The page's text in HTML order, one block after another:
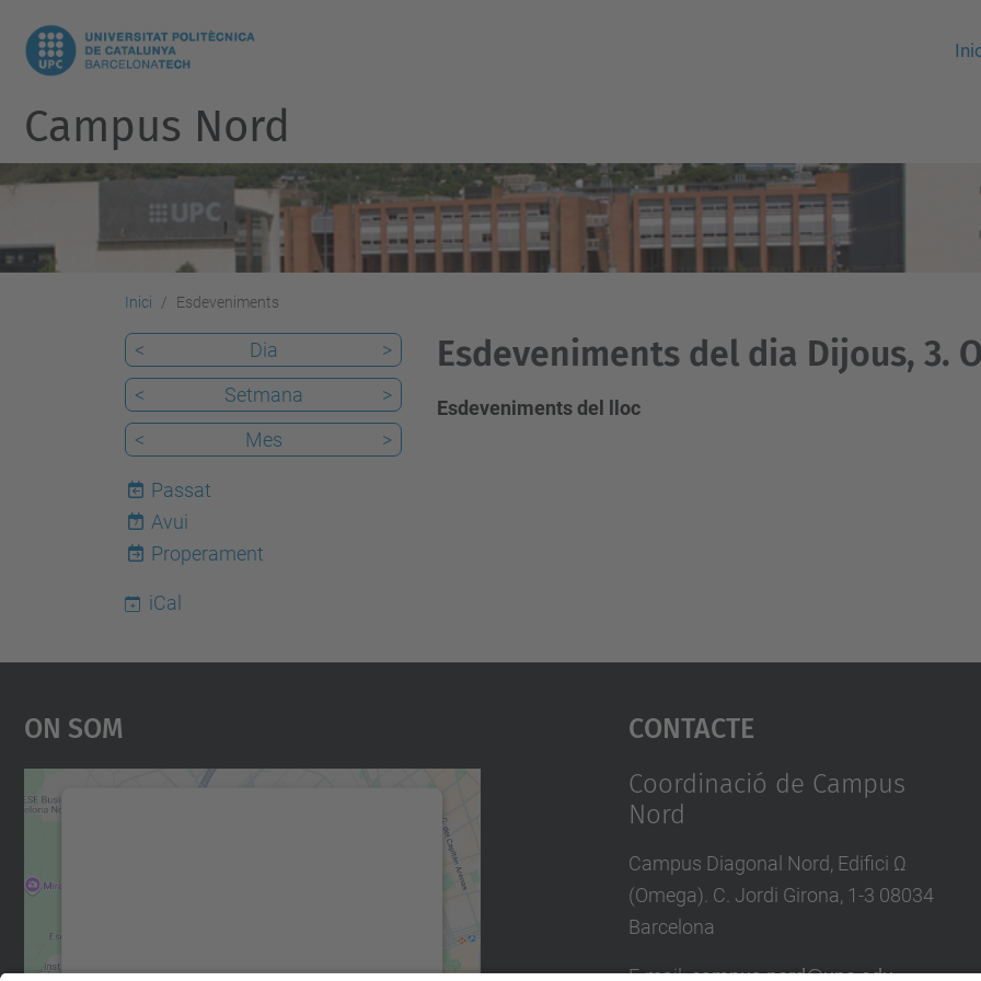
Campus Nord
Inici Esdeveniments
Esdeveniments del dia Dijous, 3.
Esdeveniments del lloc
< Dia
>
<
Setmana
>
<
Mes >
Passat
7
Avui
Properament
iCal
On Som Contacte
Coordinació de Campus
Nord
Campus Diagonal Nord, Edifici Ω
(Omega). C. Jordi Girona, 1-3 08034
Barcelona
E-mail:campus.nord@upc.edu